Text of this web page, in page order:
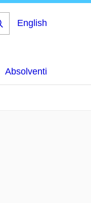
English
Absolventi